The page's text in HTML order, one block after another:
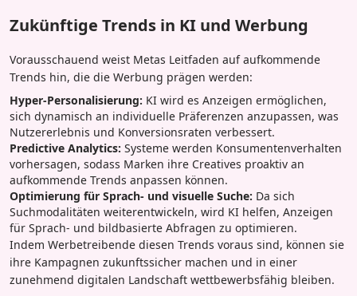
Zukünftige Trends in KI und Werbung
Vorausschauend weist Metas Leitfaden auf aufkommende
Trends hin, die die Werbung prägen werden:
Hyper-Personalisierung: KI wird es Anzeigen ermöglichen,
sich dynamisch an individuelle Präferenzen anzupassen, was
Nutzererlebnis und Konversionsraten verbessert.
Predictive Analytics: Systeme werden Konsumentenverhalten
vorhersagen, sodass Marken ihre Creatives proaktiv an
aufkommende Trends anpassen können.
Optimierung für Sprach- und visuelle Suche: Da sich
Suchmodalitäten weiterentwickeln, wird KI helfen, Anzeigen
für Sprach- und bildbasierte Abfragen zu optimieren.
Indem Werbetreibende diesen Trends voraus sind, können sie
ihre Kampagnen zukunftssicher machen und in einer
zunehmend digitalen Landschaft wettbewerbsfähig bleiben.